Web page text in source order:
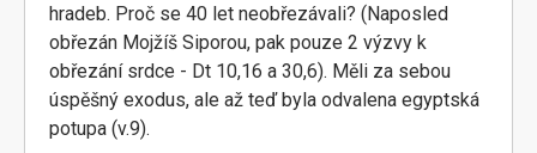
hradeb. Proč se 40 let neobřezávali? (Naposled
obřezán Mojžíš Siporou, pak pouze 2 výzvy k
obřezání srdce - Dt 10,16 a 30,6). Měli za sebou
úspěšný exodus, ale až teď byla odvalena egyptská
potupa (v.9).